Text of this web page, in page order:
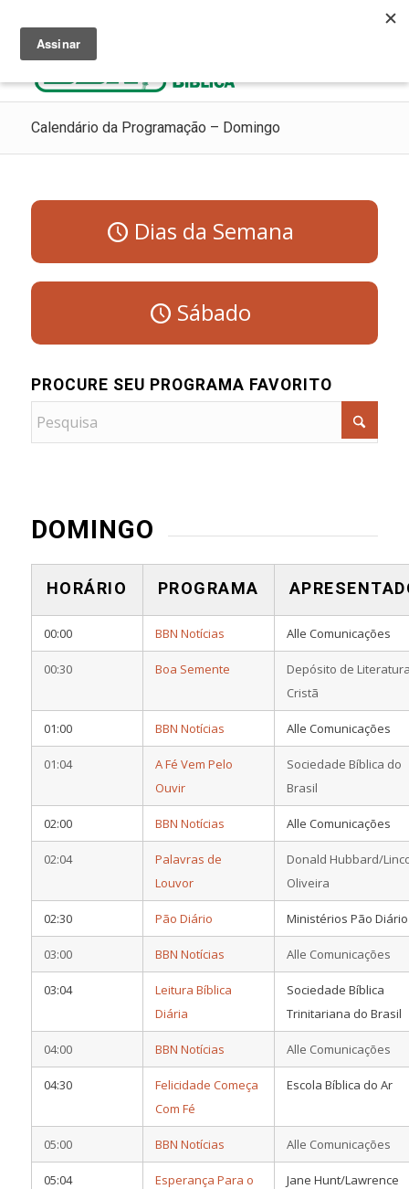
Calendário da Programação – Domingo
Dias da Semana
Sábado
PROCURE SEU PROGRAMA FAVORITO
DOMINGO
HORÁRIO PROGRAMA
00:00 BBN Notícias Alle Comunicações
00:30 Boa Semente
Depósito de
Cristã
01:00 BBN Notícias Alle Comunicações
01:04
A Fé Vem Pelo
Ouvir
Sociedade Bíblica do
Brasil
02:00 BBN Notícias Alle Comunicações
02:04
Palavras de
Louvor
Donald Hubbard/
Oliveira
02:30 Pão Diário Ministérios Pão Diário
03:00 BBN Notícias Alle Comunicações
03:04
Leitura Bíblica
Diária
Sociedade Bíblica
Trinitariana do Brasil
04:00 BBN Notícias Alle Comunicações
04:30
Felicidade Começa
Com Fé
Escola Bíblica do Ar
05:00 BBN Notícias Alle Comunicações
05:04
Esperança Para o
Jane Hunt/Lawrence